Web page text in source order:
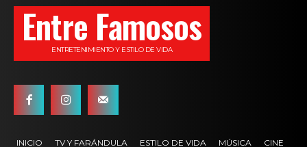
Entre Famosos
ENTRETENIMIENTO Y ESTILO DE VIDA
INICIO TV Y FARÁNDULA ESTILO DE VIDA MÚSICA CINE